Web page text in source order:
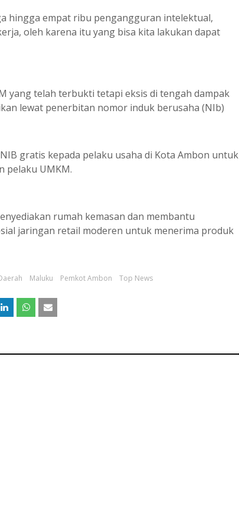
hingga empat ribu pengangguran intelektual,
oleh karena itu yang bisa kita lakukan dapat
yang telah terbukti tetapi eksis di tengah dampak
lewat penerbitan nomor induk berusaha (NIb)
gratis kepada pelaku usaha di Kota Ambon untuk
pelaku UMKM.
rumah kemasan dan membantu
jaringan retail moderen untuk menerima produk
Maluku Pemkot Ambon Top News